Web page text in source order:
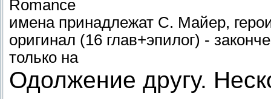
Romance
имена принадлежат С. Майер,
оригинал (16 глав+эпилог) -
только на
Одолжение другу.